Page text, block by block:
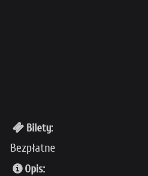
Bilety:
Bezpłatne
Opis: